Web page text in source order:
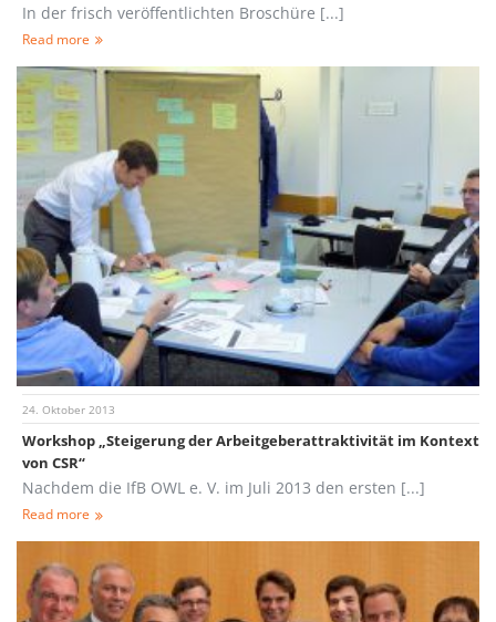
In der frisch veröffentlichten Broschüre [...]
Read more
24. Oktober 2013
Workshop „Steigerung der Arbeitgeberattraktivität im Kontext
von CSR“
Nachdem die IfB OWL e. V. im Juli 2013 den ersten [...]
Read more